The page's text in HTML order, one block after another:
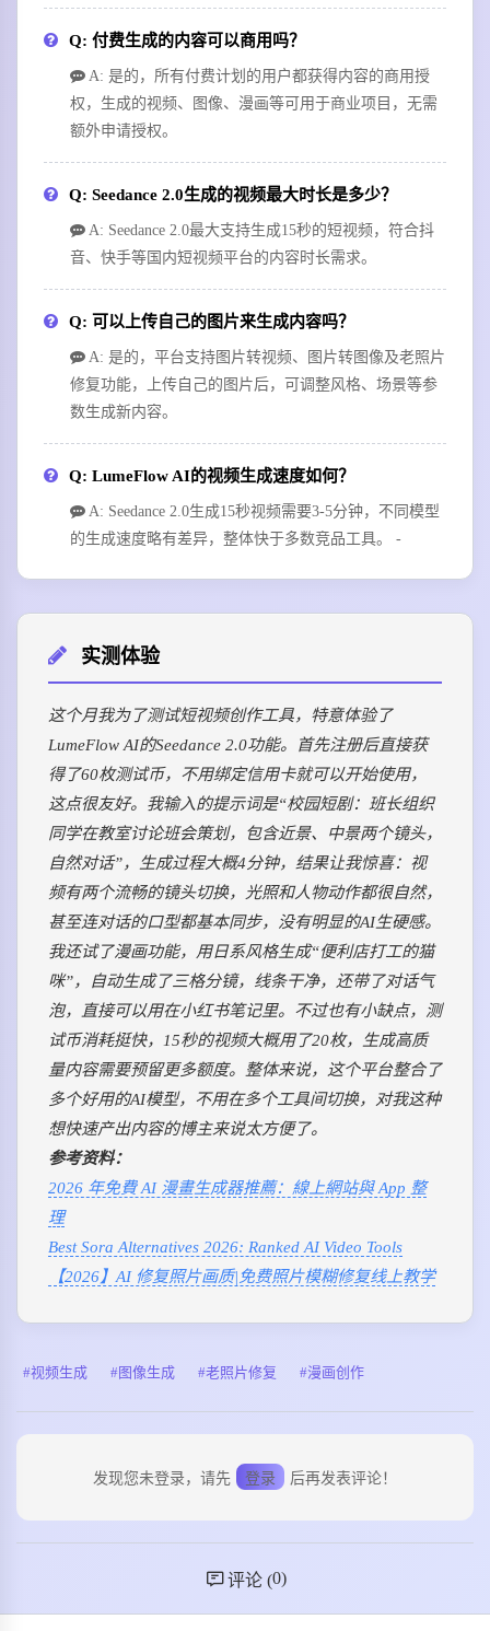
Q: 付费生成的内容可以商用吗？
A: 是的，所有付费计划的用户都获得内容的商用授
权，生成的视频、图像、漫画等可用于商业项目，无需
额外申请授权。
Q: Seedance 2.0生成的视频最大时长是多少？
A: Seedance 2.0最大支持生成15秒的短视频，符合抖
音、快手等国内短视频平台的内容时长需求。
Q: 可以上传自己的图片来生成内容吗？
A: 是的，平台支持图片转视频、图片转图像及老照片
修复功能，上传自己的图片后，可调整风格、场景等参
数生成新内容。
Q: LumeFlow AI的视频生成速度如何？
A: Seedance 2.0生成15秒视频需要3-5分钟，不同模型
的生成速度略有差异，整体快于多数竞品工具。 -
实测体验
这个月我为了测试短视频创作工具，特意体验了
LumeFlow AI的Seedance 2.0功能。首先注册后直接获
得了60枚测试币，不用绑定信用卡就可以开始使用，
这点很友好。我输入的提示词是“校园短剧：班长组织
同学在教室讨论班会策划，包含近景、中景两个镜头，
自然对话”，生成过程大概4分钟，结果让我惊喜：视
频有两个流畅的镜头切换，光照和人物动作都很自然，
甚至连对话的口型都基本同步，没有明显的AI生硬感。
我还试了漫画功能，用日系风格生成“便利店打工的猫
咪”，自动生成了三格分镜，线条干净，还带了对话气
泡，直接可以用在小红书笔记里。不过也有小缺点，测
试币消耗挺快，15秒的视频大概用了20枚，生成高质
量内容需要预留更多额度。整体来说，这个平台整合了
多个好用的AI模型，不用在多个工具间切换，对我这种
想快速产出内容的博主来说太方便了。
参考资料：
2026 年免費 AI 漫畫生成器推薦：線上網站與 App 整
理
Best Sora Alternatives 2026: Ranked AI Video Tools
【2026】AI 修复照片画质|免费照片模糊修复线上教学
视频生成 图像生成 老照片修复 漫画创作
发现您未登录，请先 登录 后再发表评论！
评论 (0)